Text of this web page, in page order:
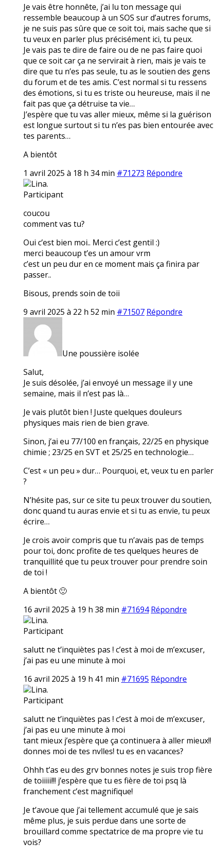
Je vais être honnête, j’ai lu ton message qui
ressemble beaucoup à un SOS sur d’autres forums,
je ne suis pas sûre que ce soit toi, mais sache que si
tu veux en parler plus précisément ici, tu peux.
Je vais pas te dire de faire ou de ne pas faire quoi
que ce soit car ça ne servirait à rien, mais je vais te
dire que tu n’es pas seule, tu as le soutien des gens
du forum et de tes amis. C’est normal si tu ressens
des émotions, si tu es triste ou heureuse, mais il ne
fait pas que ça détruise ta vie…
J’espère que tu vas aller mieux, même si la guérison
est longue surtout si tu n’es pas bien entourée avec
tes parents…
A bientôt
1 avril 2025 à 18 h 34 min #71273 Répondre
Lina.
Participant
coucou
comment vas tu?
Oui c’est bien moi.. Merci c’est gentil :)
merci beaucoup t’es un amour vrm
c’est un peu dur en ce moment mais ça finira par
passer..
Bisous, prends soin de toii
9 avril 2025 à 22 h 52 min #71507 Répondre
Une poussière isolée
Salut,
Je suis désolée, j’ai envoyé un message il y une
semaine, mais il n’est pas là…
Je vais plutôt bien ! Juste quelques douleurs
physiques mais rien de bien grave.
Sinon, j’ai eu 77/100 en français, 22/25 en physique
chimie ; 23/25 en SVT et 25/25 en technologie…
C’est « un peu » dur… Pourquoi, et, veux tu en parler
?
N’hésite pas, sur ce site tu peux trouver du soutien,
donc quand tu auras envie et si tu as envie, tu peux
écrire…
Je crois avoir compris que tu n’avais pas de temps
pour toi, donc profite de tes quelques heures de
tranquillité que tu peux trouver pour prendre soin
de toi !
A bientôt 🙂
16 avril 2025 à 19 h 38 min #71694 Répondre
Lina.
Participant
salutt ne t’inquiètes pas ! c’est à moi de m’excuser,
j’ai pas eu une minute à moi
16 avril 2025 à 19 h 41 min #71695 Répondre
Lina.
Participant
salutt ne t’inquiètes pas ! c’est à moi de m’excuser,
j’ai pas eu une minute à moi
tant mieux j’espère que ça continuera à aller mieux!!
donnes moi de tes nvlles! tu es en vacances?
Ohhh t’as eu des grv bonnes notes je suis trop fière
de toiiiii!!! j’espère que tu es fière de toi psq là
franchement c’est magnifique!
Je t’avoue que j’ai tellement accumulé que je sais
même plus, je suis perdue dans une sorte de
brouillard comme spectatrice de ma propre vie tu
vois?